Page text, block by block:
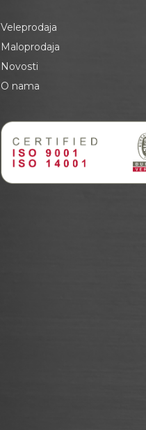
Veleprodaja
Maloprodaja
Novosti
O nama